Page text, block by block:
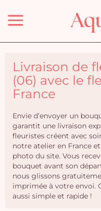
Menu
Livraison de
(06) avec le
France
Envie d’envoyer un
garantit une livraison
fleuristes créent avec
notre atelier en France
photo du site. Vous
bouquet avant son
nous glissons
imprimée à votre envoi.
aussi simple et rapide !